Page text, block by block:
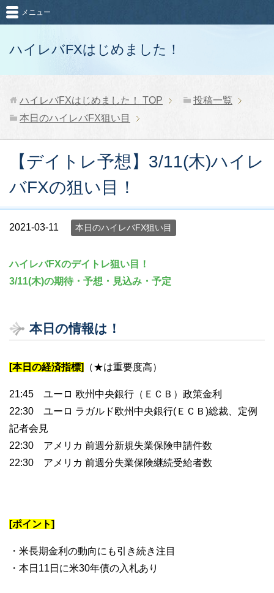
ハイレバFXはじめました！
メニュー
ハイレバFXはじめました！ TOP
投稿一覧
本日のハイレバFX狙い目
【デイトレ予想】3/11(木)ハイレ
バFXの狙い目！
2021-03-11 本日のハイレバFX狙い目
ハイレバFXのデイトレ狙い目！
3/11(木)の期待・予想・見込み・予定
本日の情報は！
[本日の経済指標] （★は重要度高）
21:45 ユーロ 欧州中央銀行（ＥＣＢ）政策金利
22:30 ユーロ ラガルド欧州中央銀行(ＥＣＢ)総裁、定例
記者会見
22:30 アメリカ 前週分新規失業保険申請件数
22:30 アメリカ 前週分失業保険継続受給者数
[ポイント]
・米長期金利の動向にも引き続き注目
・本日11日に米30年債の入札あり